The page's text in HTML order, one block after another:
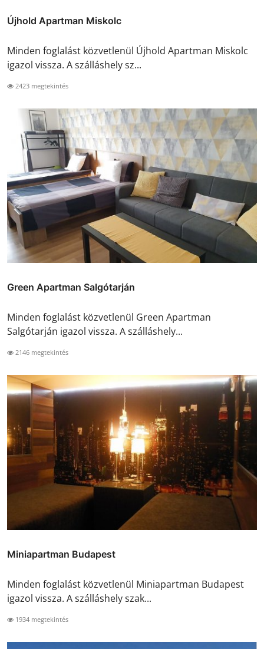
Újhold Apartman Miskolc
Minden foglalást közvetlenül Újhold Apartman Miskolc
igazol vissza. A szálláshely sz...
2423 megtekintés
Green Apartman Salgótarján
Minden foglalást közvetlenül Green Apartman
Salgótarján igazol vissza. A szálláshely...
2146 megtekintés
Miniapartman Budapest
Minden foglalást közvetlenül Miniapartman Budapest
igazol vissza. A szálláshely szak...
1934 megtekintés